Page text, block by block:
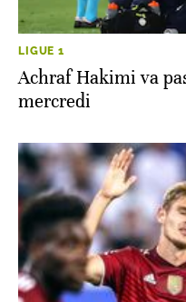
LIGUE 1
Achraf Hakimi va
mercredi